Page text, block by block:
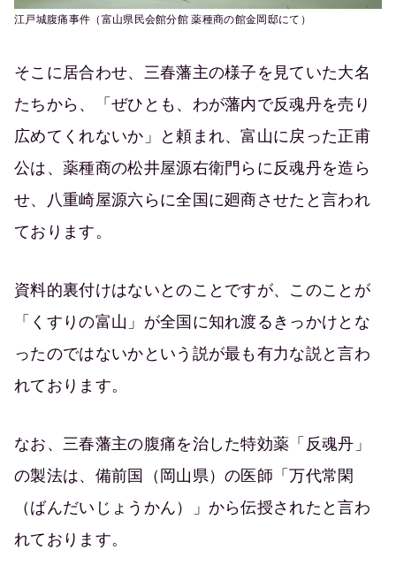
江戸城腹痛事件（富山県民会館分館 薬種商の館金岡邸にて）
そこに居合わせ、三春藩主の様子を見ていた大名
たちから、「ぜひとも、わが藩内で反魂丹を売り
広めてくれないか」と頼まれ、富山に戻った正甫
公は、薬種商の松井屋源右衛門らに反魂丹を造ら
せ、八重崎屋源六らに全国に廻商させたと言われ
ております。
資料的裏付けはないとのことですが、このことが
「くすりの富山」が全国に知れ渡るきっかけとな
ったのではないかという説が最も有力な説と言わ
れております。
なお、三春藩主の腹痛を治した特効薬「反魂丹」
の製法は、備前国（岡山県）の医師「万代常閑
（ばんだいじょうかん）」から伝授されたと言わ
れております。